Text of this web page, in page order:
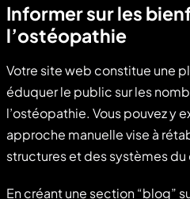
Informer sur les
l’ostéopathie
Votre site web constitue une
éduquer le public sur les
l’ostéopathie. Vous pouvez y
approche manuelle vise à
structures et des systèmes du
En créant une section “blog”